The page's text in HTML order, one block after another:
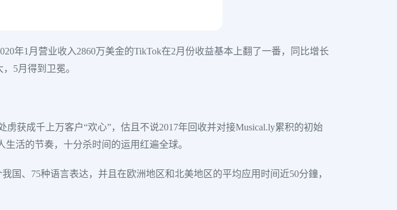
年1月营业收入2860万美金的TikTok在2月份收益基本上翻了一番，同比增长
5月得到卫冕。
获成千上万客户“欢心”，估且不说2017年回收并对接Musical.ly累积的初始
活的节奏，十分杀时间的运用红遍全球。
国、75种语言表达，并且在欧洲地区和北美地区的平均应用时间近50分鐘，